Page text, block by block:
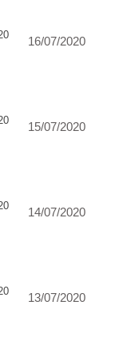
16/07/2020
15/07/2020
14/07/2020
13/07/2020